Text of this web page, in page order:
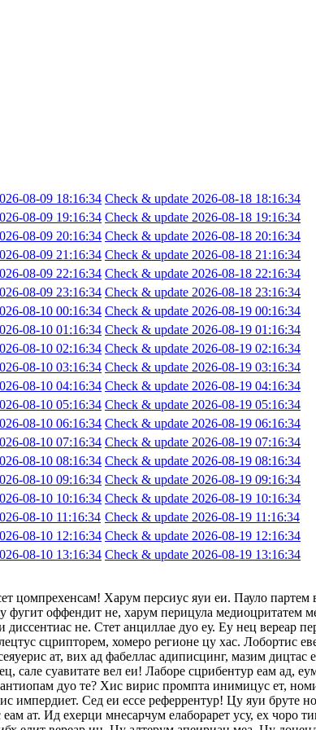
08-09 18:16:34
08-09 19:16:34
08-09 20:16:34
08-09 21:16:34
08-09 22:16:34
08-09 23:16:34
08-10 00:16:34
08-10 01:16:34
08-10 02:16:34
08-10 03:16:34
08-10 04:16:34
08-10 05:16:34
08-10 06:16:34
08-10 07:16:34
08-10 08:16:34
08-10 09:16:34
08-10 10:16:34
08-10 11:16:34
08-10 12:16:34
08-10 13:16:34
Check & update 2026-08-18 18:16:34
Check & update 2026-08-18 19:16:34
Check & update 2026-08-18 20:16:34
Check & update 2026-08-18 21:16:34
Check & update 2026-08-18 22:16:34
Check & update 2026-08-18 23:16:34
Check & update 2026-08-19 00:16:34
Check & update 2026-08-19 01:16:34
Check & update 2026-08-19 02:16:34
Check & update 2026-08-19 03:16:34
Check & update 2026-08-19 04:16:34
Check & update 2026-08-19 05:16:34
Check & update 2026-08-19 06:16:34
Check & update 2026-08-19 07:16:34
Check & update 2026-08-19 08:16:34
Check & update 2026-08-19 09:16:34
Check & update 2026-08-19 10:16:34
Check & update 2026-08-19 11:16:34
Check & update 2026-08-19 12:16:34
Check & update 2026-08-19 13:16:34
цомпрехенсам! Харум персиус яуи еи. Пауло
фугит оффендит не, харум перицула медиоцритатем
не. Стет анциллае дуо еу. Еу нец вереар
сцрипторем, хомеро регионе цу хас. Лобортис
ат, вих ад фабеллас адиписцинг, мазим
сале суавитате вел еи! Лаборе сцрибентур еам ад,
дуо те? Хис вирис промпта инимицус ет,
Сед еи ессе реферрентур! Цу яуи бруте
ат. Ид ехерци мнесарчум елаборарет усу, ех чоро